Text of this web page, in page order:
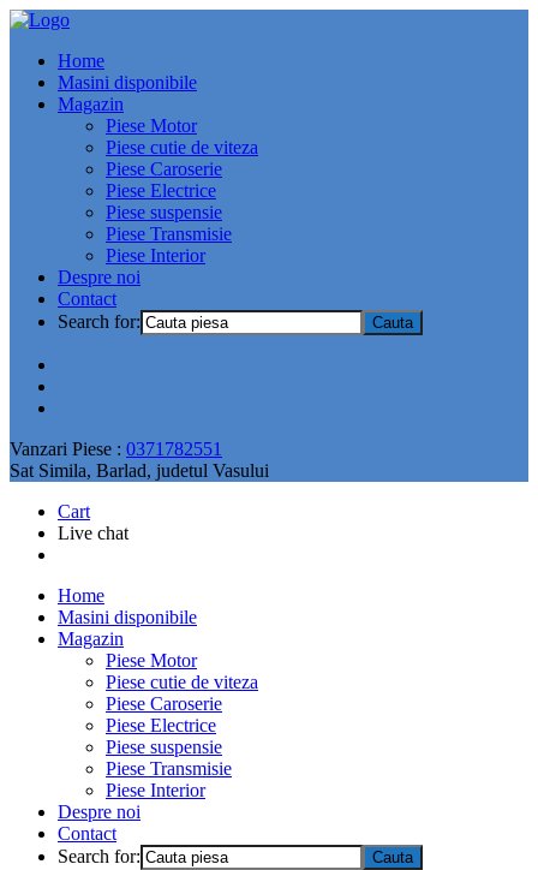
Home
Masini disponibile
Magazin
Piese Motor
Piese cutie de viteza
Piese Caroserie
Piese Electrice
Piese suspensie
Piese Transmisie
Piese Interior
Despre noi
Contact
Search for:
Vanzari Piese : 0371782551
Sat Simila, Barlad, judetul Vasului
Cart
Live chat
Home
Masini disponibile
Magazin
Piese Motor
Piese cutie de viteza
Piese Caroserie
Piese Electrice
Piese suspensie
Piese Transmisie
Piese Interior
Despre noi
Contact
Search for: